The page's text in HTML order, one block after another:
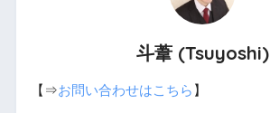
斗葦 (Tsuyoshi)
【⇒お問い合わせはこちら 】